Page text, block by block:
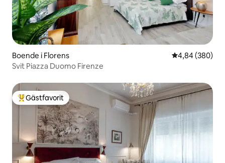
Boende i Florens 4,84 av 5 i
4,84 (380)
Svit Piazza Duomo Firenze
Populär gästfavorit
Gästfavorit